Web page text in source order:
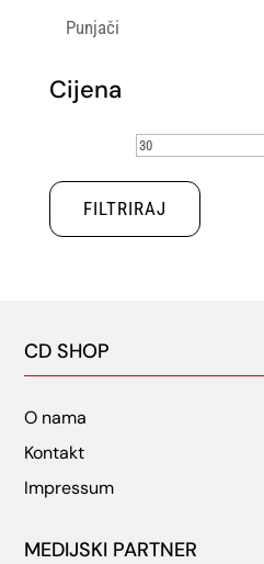
Punjači
Cijena
Min
cijena
FILTRIRAJ
CD SHOP
O nama
Kontakt
Impressum
MEDIJSKI PARTNER